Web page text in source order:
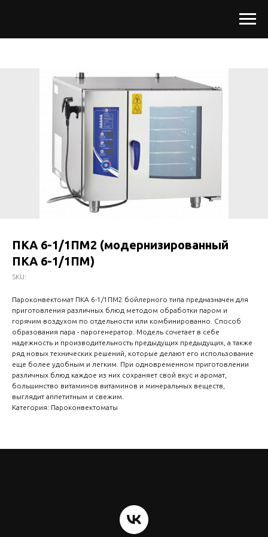
ПКА 6-1/1ПМ2 (модернизированный
ПКА 6-1/1ПМ)
SKU:
Пароконвектомат ПКА 6-1/1ПМ2 бойлерного типа предназначен для
приготовления различных блюд методом обработки паром и
горячим воздухом по отдельности или комбинированно. Способ
образования пара - парогенератор. Модель сочетает в себе
надежность и производительность предыдущих предыдущих, а также
ряд новых технических решений, которые делают его использование
еще более удобным и легким. При одновременном приготовлении
различных блюд каждое из них сохраняет свой вкус и аромат,
большинство витаминов витаминов и минеральных веществ,
выглядит аппетитным и свежим.
Категория: Пароконвектоматы